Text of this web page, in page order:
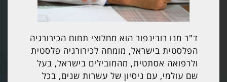
ד"ר מנו רובינפור הוא מחלוצי תחום הכירורגיה
הפלסטית בישראל, מומחה לכירורגיה פלסטית
ולרפואה אסתטית, מהמובילים בישראל, בעל
שם עולמי, עם ניסיון של עשרות שנים, בכל